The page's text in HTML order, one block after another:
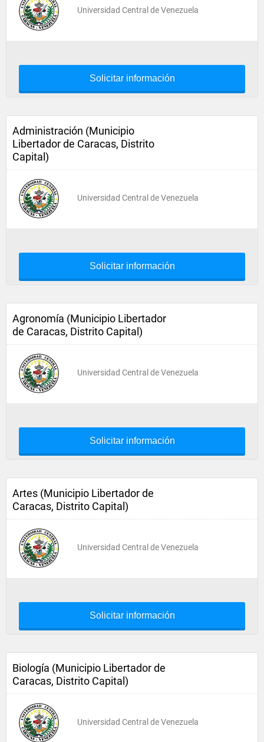
Universidad Central de Venezuela
Solicitar información
Administración (Municipio
Libertador de Caracas, Distrito
Capital)
Universidad Central de Venezuela
Solicitar información
Agronomía (Municipio Libertador
de Caracas, Distrito Capital)
Universidad Central de Venezuela
Solicitar información
Artes (Municipio Libertador de
Caracas, Distrito Capital)
Universidad Central de Venezuela
Solicitar información
Biología (Municipio Libertador de
Caracas, Distrito Capital)
Universidad Central de Venezuela